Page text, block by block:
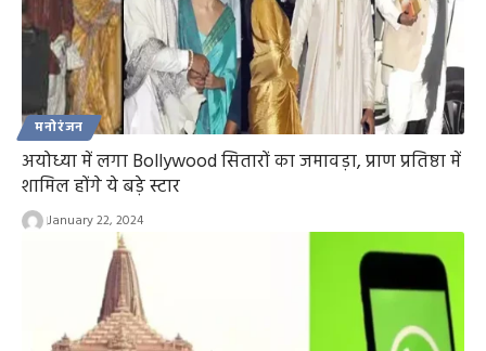
मनोरंजन
अयोध्या में लगा Bollywood सितारों का जमावड़ा, प्राण प्रतिष्ठा में
शामिल होंगे ये बड़े स्टार
January 22, 2024